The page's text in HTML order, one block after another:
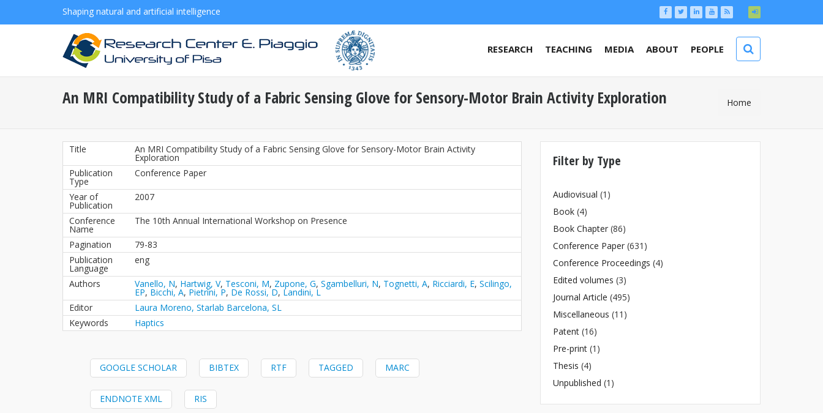
Shaping natural and artificial intelligence
RESEARCH TEACHING MEDIA ABOUT PEOPLE
An MRI Compatibility Study of a Fabric Sensing Glove for Sensory-Motor Brain Activity Exploration
You Are
Here
Home
Title An MRI Compatibility Study of a Fabric Sensing Glove for Sensory-Motor Brain Activity
Exploration
Publication
Type
Conference Paper
Year of
Publication
2007
Conference
Name
The 10th Annual International Workshop on Presence
Pagination
79-83
Publication
Language
eng
Authors Vanello, N, Hartwig, V, Tesconi, M, Zupone, G, Sgambelluri, N, Tognetti, A, Ricciardi, E, Scilingo,
EP, Bicchi, A, Pietrini, P, De Rossi, D, Landini, L
Editor
Laura Moreno, Starlab Barcelona, SL
Keywords
Haptics
GOOGLE SCHOLAR BIBTEX RTF TAGGED MARC
ENDNOTE XML RIS
Filter by Type
Audiovisual (1)
Book (4)
Book Chapter (86)
Conference Paper (631)
Conference Proceedings (4)
Edited volumes (3)
Journal Article (495)
Miscellaneous (11)
Patent (16)
Pre-print (1)
Thesis (4)
Unpublished (1)